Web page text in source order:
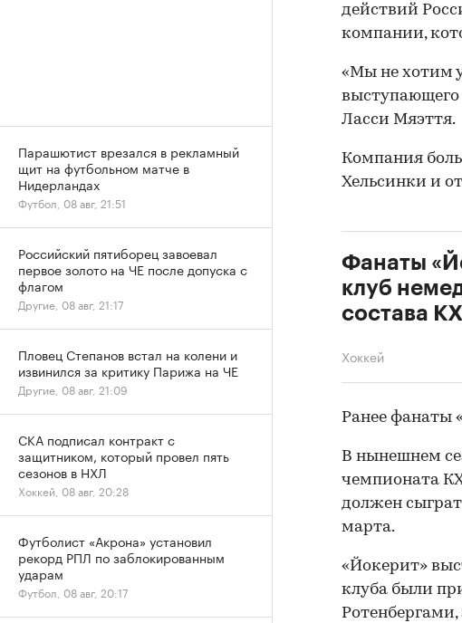
действий
компании,
«Мы не хотим
выступающего
Ласси Мяэття.
Компания
Хельсинки и
Фанаты
клуб
состава
Хоккей
Ранее фанаты
В нынешнем
чемпионата
должен
марта.
«Йокерит»
клуба были
Парашютист врезался в рекламный
щит на футбольном матче в
Нидерландах
Футбол, 08 авг, 21:51
Российский пятиборец завоевал
первое золото на ЧЕ после допуска с
флагом
Другие, 08 авг, 21:17
Пловец Степанов встал на колени и
извинился за критику Парижа на ЧЕ
Другие, 08 авг, 21:09
СКА подписал контракт с
защитником, который провел пять
сезонов в НХЛ
Хоккей, 08 авг, 20:28
Футболист «Акрона» установил
рекорд РПЛ по заблокированным
ударам
Футбол, 08 авг, 20:17